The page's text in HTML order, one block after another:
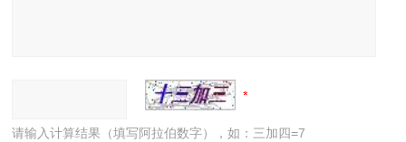
请输入计算结果（填写阿拉伯数字），如：三加四=7